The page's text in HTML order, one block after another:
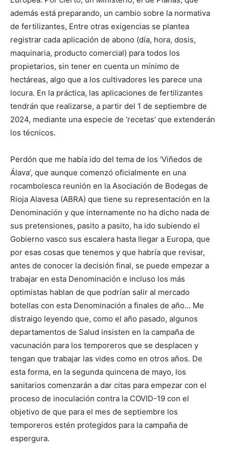
además está preparando, un cambio sobre la normativa
de fertilizantes, Entre otras exigencias se plantea
registrar cada aplicación de abono (día, hora, dosis,
maquinaria, producto comercial) para todos los
propietarios, sin tener en cuenta un mínimo de
hectáreas, algo que a los cultivadores les parece una
locura. En la práctica, las aplicaciones de fertilizantes
tendrán que realizarse, a partir del 1 de septiembre de
2024, mediante una especie de ‘recetas’ que extenderán
los técnicos.
Perdón que me había ido del tema de los ‘Viñedos de
Álava’, que aunque comenzó oficialmente en una
rocambolesca reunión en la Asociación de Bodegas de
Rioja Alavesa (ABRA) que tiene su representación en la
Denominación y que internamente no ha dicho nada de
sus pretensiones, pasito a pasito, ha ido subiendo el
Gobierno vasco sus escalera hasta llegar a Europa, que
por esas cosas que tenemos y que habría que revisar,
antes de conocer la decisión final, se puede empezar a
trabajar en esta Denominación e incluso los más
optimistas hablan de que podrían salir al mercado
botellas con esta Denominación a finales de año… Me
distraigo leyendo que, como el año pasado, algunos
departamentos de Salud insisten en la campaña de
vacunación para los temporeros que se desplacen y
tengan que trabajar las vides como en otros años. De
esta forma, en la segunda quincena de mayo, los
sanitarios comenzarán a dar citas para empezar con el
proceso de inoculación contra la COVID-19 con el
objetivo de que para el mes de septiembre los
temporeros estén protegidos para la campaña de
espergura.